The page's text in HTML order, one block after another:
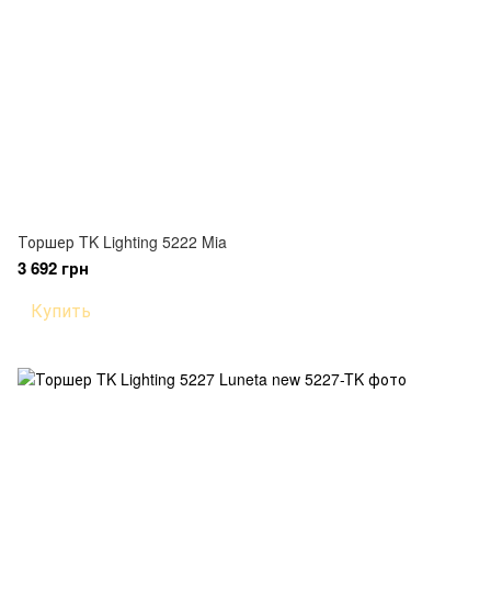
Торшер TK Lighting 5222 Mia
3 692 грн
Купить